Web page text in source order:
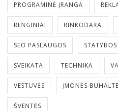
PROGRAMINĖ ĮRANGA
RENGINIAI RINKODARA
SEO PASLAUGOS STATYBOS
SVEIKATA TECHNIKA
VESTUVĖS ĮMONĖS
ŠVENTĖS